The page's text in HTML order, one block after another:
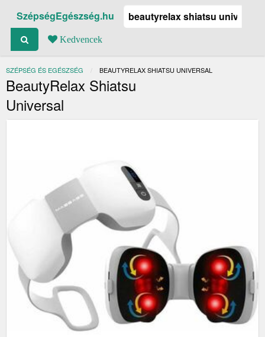
SzépségEgészség.hu
Kedvencek
SZÉPSÉG ÉS EGÉSZSÉG JELENLEGI:
BEAUTYRELAX SHIATSU UNIVERSAL
BeautyRelax Shiatsu
Universal